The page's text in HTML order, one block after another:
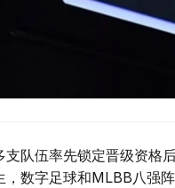
队伍率先锁定晋级资格
，数字足球和MLBB八强